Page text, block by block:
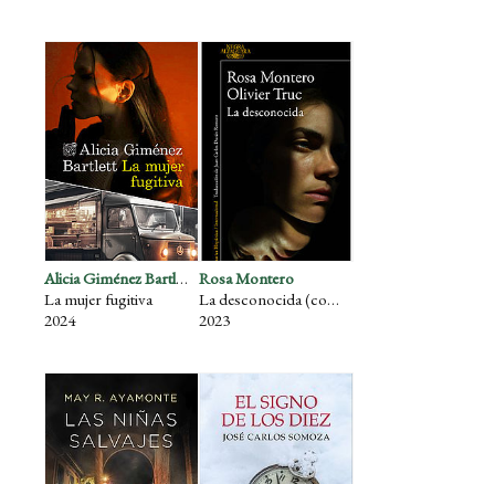
Alicia Giménez Bartlett
La mujer fugitiva
2024
Rosa Montero
La desconocida (con Olivier Truc)
2023